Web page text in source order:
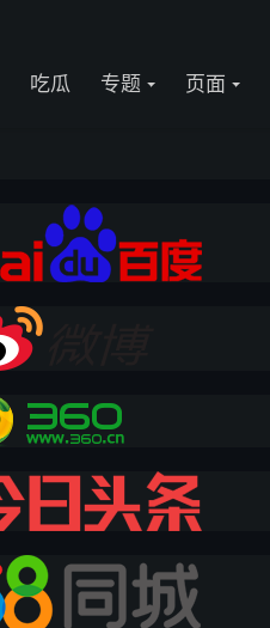
吃瓜 专题 页面